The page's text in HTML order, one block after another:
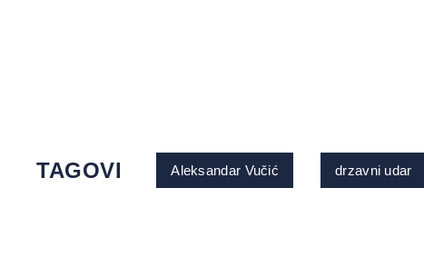
TAGOVI Aleksandar Vučić drzavni udar